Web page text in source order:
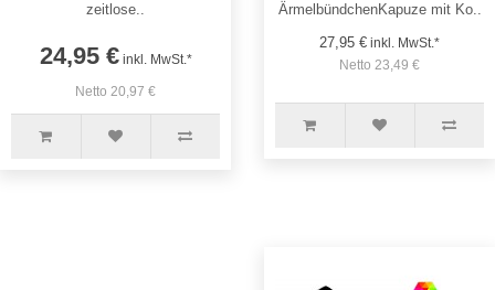
zeitlose..
24,95 €inkl. MwSt.*
Netto 20,97 €
ÄrmelbündchenKapuze mit Ko..
27,95 € inkl. MwSt.*
Netto 23,49 €